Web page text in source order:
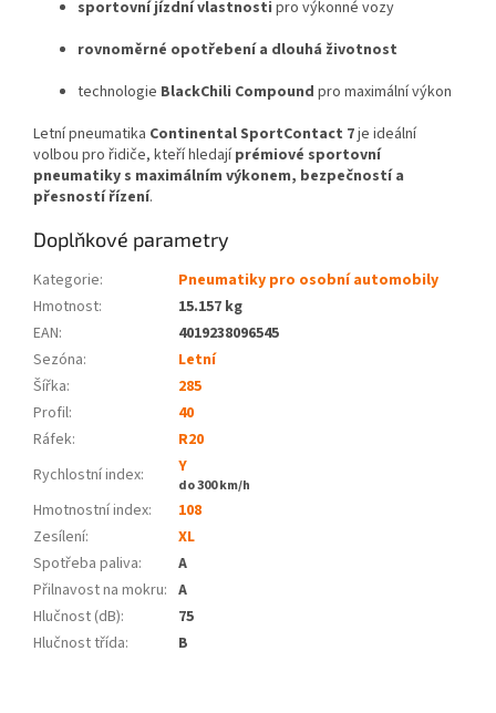
sportovní jízdní vlastnosti pro výkonné vozy
rovnoměrné opotřebení a dlouhá životnost
technologie BlackChili Compound pro maximální výkon
Letní pneumatika Continental SportContact 7je ideální
volbou pro řidiče, kteří hledajíprémiové sportovní
pneumatiky s maximálním výkonem, bezpečností a
přesností řízení.
Doplňkové parametry
Kategorie:
Pneumatiky pro osobní automobily
Hmotnost:
15.157 kg
EAN:
4019238096545
Sezóna:
Letní
Šířka:
285
Profil:
40
Ráfek:
R20
Rychlostní index:
Y
do 300 km/h
Hmotnostní index:
108
Zesílení:
XL
Spotřeba paliva:
A
Přilnavost na mokru: A
Hlučnost (dB):
75
Hlučnost třída: B